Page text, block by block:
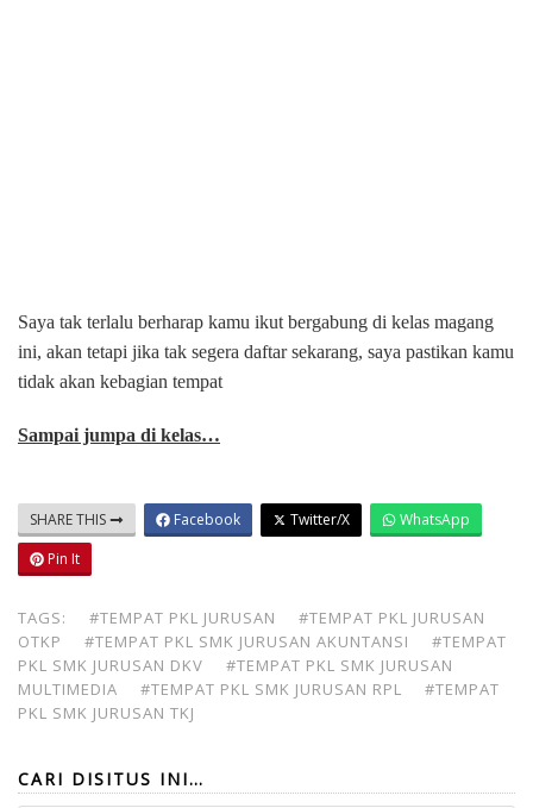
Saya tak terlalu berharap kamu ikut bergabung di kelas magang
ini, akan tetapi jika tak segera daftar sekarang, saya pastikan kamu
tidak akan kebagian tempat
Sampai jumpa di kelas…
SHARE THIS Facebook Twitter/X
WhatsApp
Pin It
TAGS: #TEMPAT PKL JURUSAN
#TEMPAT PKL JURUSAN
OTKP
#TEMPAT PKL SMK JURUSAN AKUNTANSI
#TEMPAT
PKL SMK JURUSAN DKV
#TEMPAT PKL SMK JURUSAN
MULTIMEDIA
#TEMPAT PKL SMK JURUSAN RPL
#TEMPAT
PKL SMK JURUSAN TKJ
CARI DISITUS INI…